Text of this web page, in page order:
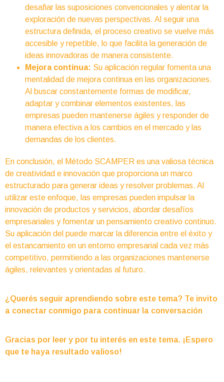
desafiar las suposiciones convencionales y alentar la
exploración de nuevas perspectivas. Al seguir una
estructura definida, el proceso creativo se vuelve más
accesible y repetible, lo que facilita la generación de
ideas innovadoras de manera consistente.
Mejora continua: Su aplicación regular fomenta una
mentalidad de mejora continua en las organizaciones.
Al buscar constantemente formas de modificar,
adaptar y combinar elementos existentes, las
empresas pueden mantenerse ágiles y responder de
manera efectiva a los cambios en el mercado y las
demandas de los clientes.
En conclusión, el Método SCAMPER es una valiosa técnica
de creatividad e innovación que proporciona un marco
estructurado para generar ideas y resolver problemas. Al
utilizar este enfoque, las empresas pueden impulsar la
innovación de productos y servicios, abordar desafíos
empresariales y fomentar un pensamiento creativo continuo.
Su aplicación del puede marcar la diferencia entre el éxito y
el estancamiento en un entorno empresarial cada vez más
competitivo, permitiendo a las organizaciones mantenerse
ágiles, relevantes y orientadas al futuro.
¿Querés seguir aprendiendo sobre este tema? Te invito
a conectar conmigo para continuar la conversación
Gracias por leer y por tu interés en este tema. ¡Espero
que te haya resultado valioso!